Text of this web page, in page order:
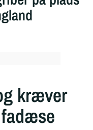
kræver